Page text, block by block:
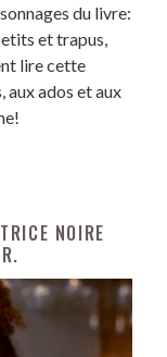
du livre:
et trapus,
lire cette
aux ados et aux
NOIRE